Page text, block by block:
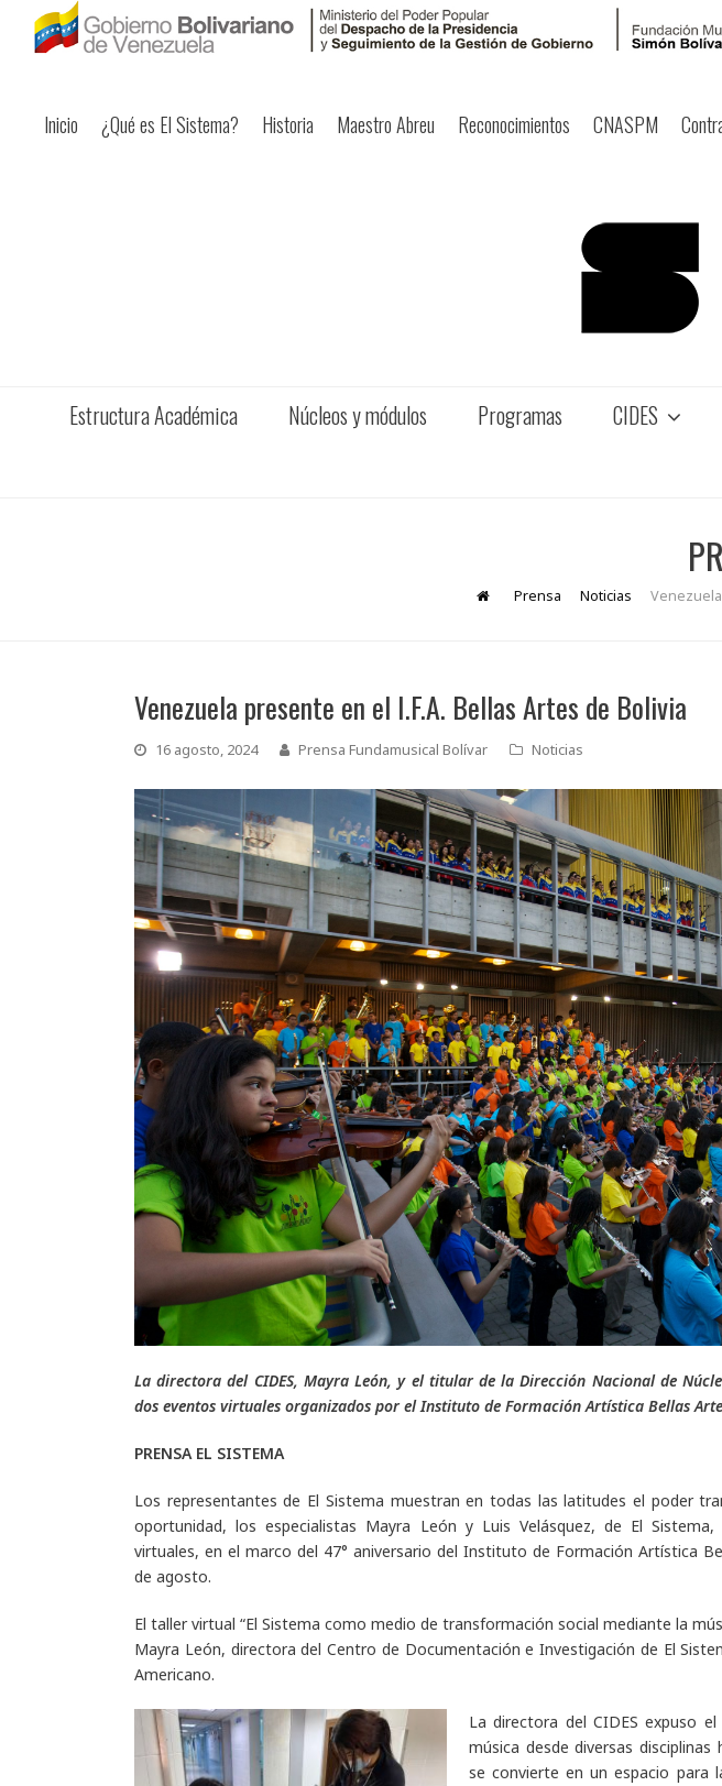
Inicio ¿Qué es El Sistema? Historia Maestro Abreu Reconocimientos CNASPM
Estructura Académica Núcleos y módulos Programas CIDES
Prensa Noticias
Venezuela presente en el I.F.A. Bellas Artes de Bolivia
16 agosto, 2024 Prensa Fundamusical Bolívar Noticias
La directora del CIDES, Mayra León, y el titular de la Dirección Nacional de
dos eventos virtuales organizados por el Instituto de Formación Artística Bellas
PRENSA EL SISTEMA
Los representantes de El Sistema muestran en todas las latitudes el poder
oportunidad, los especialistas Mayra León y Luis Velásquez, de El
virtuales, en el marco del 47° aniversario del Instituto de Formación Artística
de agosto.
El taller virtual “El Sistema como medio de transformación social mediante la
Mayra León, directora del Centro de Documentación e Investigación de El
Americano.
La directora del CIDES expuso
música desde diversas
se convierte en un espacio para